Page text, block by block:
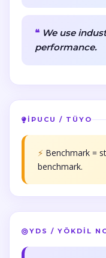
We use
performance.
İPUCU / TÜYO
⚡ Benchmark =
benchmark.
YDS / YÖKDİL